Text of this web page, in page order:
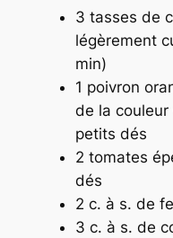
3 tasses de
légèrement
min)
1 poivron
de la couleur
petits dés
2 tomates
dés
2 c. à s. de
3 c. à s. de